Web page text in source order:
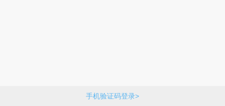
手机验证码登录>